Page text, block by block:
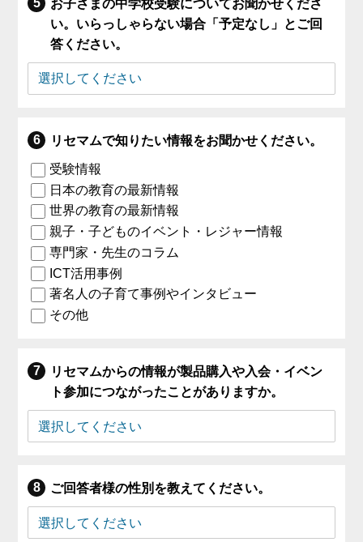
お子さまの中学校受験についてお聞かせくださ
い。いらっしゃらない場合「予定なし」とご回
答ください。
リセマムで知りたい情報をお聞かせください。
受験情報
日本の教育の最新情報
世界の教育の最新情報
親子・子どものイベント・レジャー情報
専門家・先生のコラム
ICT活用事例
著名人の子育て事例やインタビュー
その他
リセマムからの情報が製品購入や入会・イベン
ト参加につながったことがありますか。
ご回答者様の性別を教えてください。